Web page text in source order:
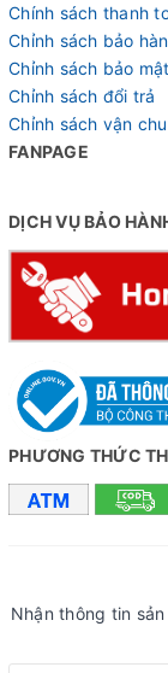
Xe
Vành cao 4cm,
Calli F3000 sở
ngoài thể thao,
thoải mái cho
mà không cảm
Chính sách thanh
Chỉnh sách bảo
Chỉnh sách bảo mật
Chỉnh sách đổi trả
Chỉnh sách vận
FANPAGE
DỊCH VỤ BẢO
PHƯƠNG THỨC
Nhận thông tin